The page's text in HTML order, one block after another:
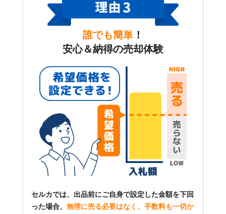
誰でも簡単 ！
安心＆納得の売却体験
セルカでは、出品前にご自身で設定した金額を下回
った場合、 無理に売る必要はなく、手数料も一切か